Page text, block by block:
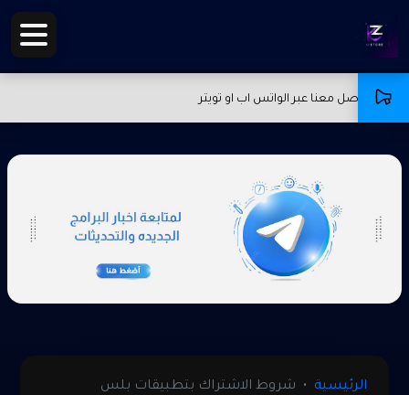
التواصل معنا عبر الواتس اب او تويتر
الرئيسية شروط الاشتراك بتطبيقات بلس